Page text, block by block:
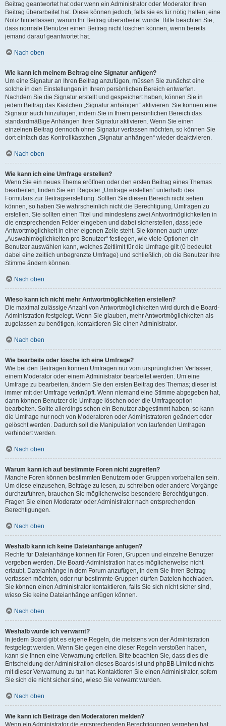
Beitrag geantwortet hat oder wenn ein Administrator oder Moderator Ihren
Beitrag überarbeitet hat. Diese können jedoch, falls sie es für nötig halten, eine
Notiz hinterlassen, warum Ihr Beitrag überarbeitet wurde. Bitte beachten Sie,
dass normale Benutzer einen Beitrag nicht löschen können, wenn bereits
jemand darauf geantwortet hat.
Nach oben
Wie kann ich meinem Beitrag eine Signatur anfügen?
Um eine Signatur an Ihren Beitrag anzufügen, müssen Sie zunächst eine
solche in den Einstellungen in Ihrem persönlichen Bereich entwerfen.
Nachdem Sie die Signatur erstellt und gespeichert haben, können Sie in
jedem Beitrag das Kästchen „Signatur anhängen“ aktivieren. Sie können eine
Signatur auch hinzufügen, indem Sie in Ihrem persönlichen Bereich das
standardmäßige Anhängen Ihrer Signatur aktivieren. Wenn Sie einen
einzelnen Beitrag dennoch ohne Signatur verfassen möchten, so können Sie
dort einfach das Kontrollkästchen „Signatur anhängen“ wieder deaktivieren.
Nach oben
Wie kann ich eine Umfrage erstellen?
Wenn Sie ein neues Thema eröffnen oder den ersten Beitrag eines Themas
bearbeiten, finden Sie ein Register „Umfrage erstellen“ unterhalb des
Formulars zur Beitragserstellung. Sollten Sie diesen Bereich nicht sehen
können, so haben Sie wahrscheinlich nicht die Berechtigung, Umfragen zu
erstellen. Sie sollten einen Titel und mindestens zwei Antwortmöglichkeiten in
die entsprechenden Felder eingeben und dabei sicherstellen, dass jede
Antwortmöglichkeit in einer eigenen Zeile steht. Sie können auch unter
„Auswahlmöglichkeiten pro Benutzer“ festlegen, wie viele Optionen ein
Benutzer auswählen kann, welches Zeitlimit für die Umfrage gilt (0 bedeutet
dabei eine zeitlich unbegrenzte Umfrage) und schließlich, ob die Benutzer ihre
Stimme ändern können.
Nach oben
Wieso kann ich nicht mehr Antwortmöglichkeiten erstellen?
Die maximal zulässige Anzahl von Antwortmöglichkeiten wird durch die Board-
Administration festgelegt. Wenn Sie glauben, mehr Antwortmöglichkeiten als
zugelassen zu benötigen, kontaktieren Sie einen Administrator.
Nach oben
Wie bearbeite oder lösche ich eine Umfrage?
Wie bei den Beiträgen können Umfragen nur vom ursprünglichen Verfasser,
einem Moderator oder einem Administrator bearbeitet werden. Um eine
Umfrage zu bearbeiten, ändern Sie den ersten Beitrag des Themas; dieser ist
immer mit der Umfrage verknüpft. Wenn niemand eine Stimme abgegeben hat,
dann können Benutzer die Umfrage löschen oder die Umfrageoption
bearbeiten. Sollte allerdings schon ein Benutzer abgestimmt haben, so kann
die Umfrage nur noch von Moderatoren oder Administratoren geändert oder
gelöscht werden. Dadurch soll die Manipulation von laufenden Umfragen
verhindert werden.
Nach oben
Warum kann ich auf bestimmte Foren nicht zugreifen?
Manche Foren können bestimmten Benutzern oder Gruppen vorbehalten sein.
Um diese einzusehen, Beiträge zu lesen, zu schreiben oder andere Vorgänge
durchzuführen, brauchen Sie möglicherweise besondere Berechtigungen.
Fragen Sie einen Moderator oder Administrator nach entsprechenden
Berechtigungen.
Nach oben
Weshalb kann ich keine Dateianhänge anfügen?
Rechte für Dateianhänge können für Foren, Gruppen und einzelne Benutzer
vergeben werden. Die Board-Administration hat es möglicherweise nicht
erlaubt, Dateianhänge in dem Forum anzufügen, in dem Sie Ihren Beitrag
verfassen möchten, oder nur bestimmte Gruppen dürfen Dateien hochladen.
Sie können einen Administrator kontaktieren, falls Sie sich nicht sicher sind,
wieso Sie keine Dateianhänge anfügen können.
Nach oben
Weshalb wurde ich verwarnt?
In jedem Board gibt es eigene Regeln, die meistens von der Administration
festgelegt werden. Wenn Sie gegen eine dieser Regeln verstoßen haben,
kann sie Ihnen eine Verwarnung erteilen. Bitte beachten Sie, dass dies die
Entscheidung der Administration dieses Boards ist und phpBB Limited nichts
mit dieser Verwarnung zu tun hat. Kontaktieren Sie einen Administrator, sofern
Sie sich die nicht sicher sind, wieso Sie verwarnt wurden.
Nach oben
Wie kann ich Beiträge den Moderatoren melden?
Wenn ein Administrator die entsprechenden Berechtigungen vergeben hat,